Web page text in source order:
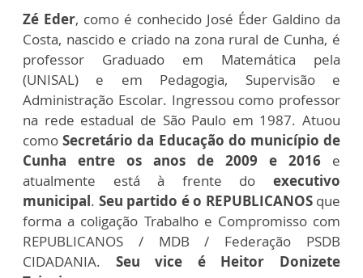
Zé Eder, como é conhecido José Éder Galdino da
Costa, nascido e criado na zona rural de Cunha, é
professor Graduado em Matemática pela
(UNISAL) e em Pedagogia, Supervisão e
Administração Escolar. Ingressou como professor
na rede estadual de São Paulo em 1987. Atuou
comoSecretário da Educação do município de
Cunha entre os anos de 2009 e 2016 e
atualmente está à frente do executivo
municipal. Seu partido é o REPUBLICANOSque
forma a coligação Trabalho e Compromisso com
REPUBLICANOS / MDB / Federação PSDB
CIDADANIA. Seu vice é Heitor Donizete